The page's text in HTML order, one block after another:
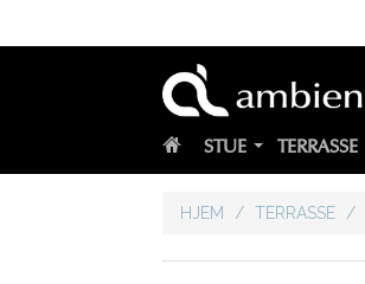
STUE TERRASSE
HJEM / TERRASSE /